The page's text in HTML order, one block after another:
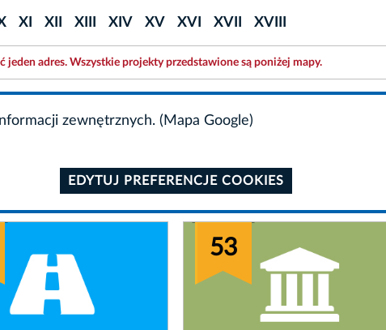
XI XII XIII XIV XV XVI XVII XVIII
adres. Wszystkie projekty przedstawione są poniżej mapy.
zewnętrznych. (Mapa Google)
EDYTUJ PREFERENCJE COOKIES
53